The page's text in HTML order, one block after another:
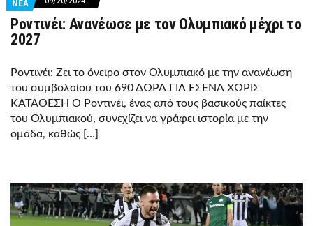
ΝΕΑ
Ροντινέι: Ανανέωσε με τον Ολυμπιακό μέχρι το
2027
Ροντινέι: Ζει το όνειρο στον Ολυμπιακό με την ανανέωση
του συμβολαίου του 690 ΔΩΡΑ ΓΙΑ ΕΣΕΝΑ ΧΩΡΙΣ
ΚΑΤΑΘΕΣΗ Ο Ροντινέι, ένας από τους βασικούς παίκτες
του Ολυμπιακού, συνεχίζει να γράφει ιστορία με την
ομάδα, καθώς […]